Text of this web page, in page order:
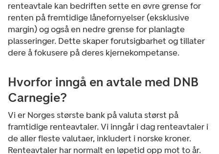
renteavtale kan bedriften sette en øvre grense for
renten på fremtidige lånefornyelser (eksklusive
margin) og også en nedre grense for planlagte
plasseringer. Dette skaper forutsigbarhet og tillater
dere å fokusere på deres kjernekompetanse.
Hvorfor inngå en avtale med DNB
Carnegie?
Vi er Norges største bank på valuta størst på
framtidige renteavtaler. Vi inngår i dag renteavtaler i
de aller fleste valutaer, inkludert i norske kroner.
Renteavtaler har normalt en løpetid opp mot to år.